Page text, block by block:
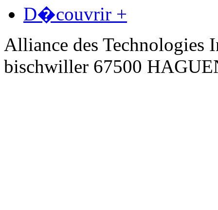
D�couvrir +
Alliance des Technologies
bischwiller 67500